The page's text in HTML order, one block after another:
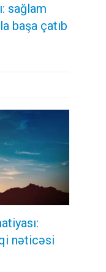
sağlam
başa çatıb
nəticəsi